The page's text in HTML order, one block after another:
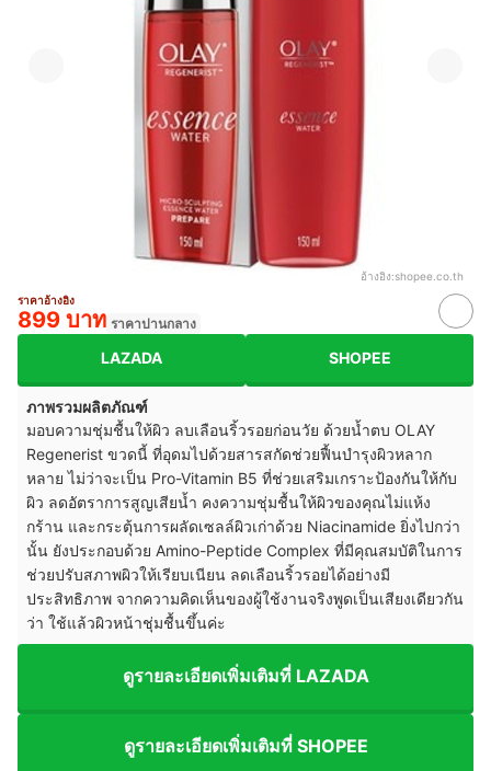
อ้างอิง:shopee.co.th
ราคาอ้างอิง
899 บาท ราคาปานกลาง
LAZADA SHOPEE
ภาพรวมผลิตภัณฑ์
มอบความชุ่มชื้นให้ผิว ลบเลือนริ้วรอยก่อนวัย ด้วยน้ำตบ OLAY
Regenerist ขวดนี้ ที่อุดมไปด้วยสารสกัดช่วยฟื้นบำรุงผิวหลาก
หลาย ไม่ว่าจะเป็น Pro-Vitamin B5 ที่ช่วยเสริมเกราะป้องกันให้กับ
ผิว ลดอัตราการสูญเสียน้ำ คงความชุ่มชื้นให้ผิวของคุณไม่แห้ง
กร้าน และกระตุ้นการผลัดเซลล์ผิวเก่าด้วย Niacinamide ยิ่งไปกว่า
นั้น ยังประกอบด้วย Amino-Peptide Complex ที่มีคุณสมบัติในการ
ช่วยปรับสภาพผิวให้เรียบเนียน ลดเลือนริ้วรอยได้อย่างมี
ประสิทธิภาพ จากความคิดเห็นของผู้ใช้งานจริงพูดเป็นเสียงเดียวกัน
ว่า ใช้แล้วผิวหน้าชุ่มชื้นขึ้นค่ะ
ดูรายละเอียดเพิ่มเติมที่ LAZADA
ดูรายละเอียดเพิ่มเติมที่ SHOPEE